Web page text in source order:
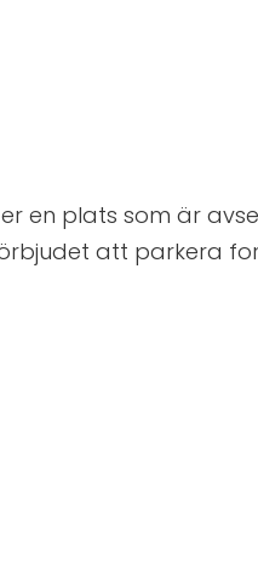
en plats som är
att parkera